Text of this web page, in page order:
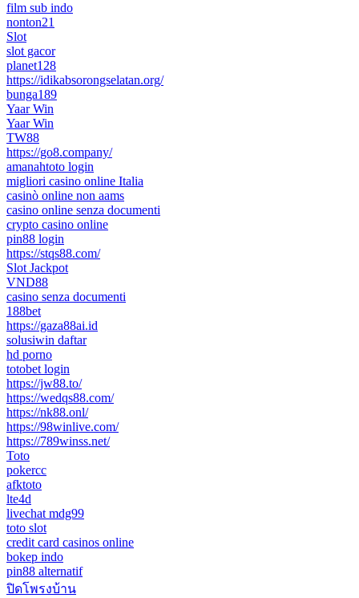
film sub indo
nonton21
Slot
slot gacor
planet128
https://idikabsorongselatan.org/
bunga189
Yaar Win
Yaar Win
TW88
https://go8.company/
amanahtoto login
migliori casino online Italia
casinò online non aams
casino online senza documenti
crypto casino online
pin88 login
https://stqs88.com/
Slot Jackpot
VND88
casino senza documenti
188bet
https://gaza88ai.id
solusiwin daftar
hd porno
totobet login
https://jw88.to/
https://wedqs88.com/
https://nk88.onl/
https://98winlive.com/
https://789winss.net/
Toto
pokercc
afktoto
lte4d
livechat mdg99
toto slot
credit card casinos online
bokep indo
pin88 alternatif
ปิดโพรงบ้าน